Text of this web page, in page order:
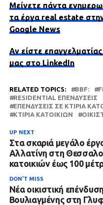
Μείνετε πάντα
τα έργα real estate
Google News
Αν είστε
μας στο LinkedIn
RELATED TOPICS: BBF:
RESIDENTIAL ΕΠΕΝΔΎΣΕΙΣ
ΕΠΕΝΔΎΣΕΙΣ ΣΕ ΚΤΊΡΙΑ
ΚΤΊΡΙΑ ΚΑΤΟΙΚΙΏΝ
UP NEXT
Στα σκαριά μεγάλο
Αλλατίνη στη
κατοικιών έως 100
DON'T MISS
Νέα οικιστική
Βουλιαγμένης στη